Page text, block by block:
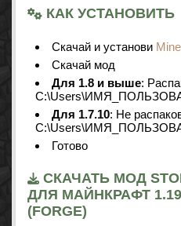
КАК УСТАНОВИТЬ
Скачай и установи
Скачай мод
Для 1.8 и выше:
Для 1.7.10: Не
Готово
СКАЧАТЬ МОД
ДЛЯ МАЙНКРАФТ 1.19/
(FORGE)